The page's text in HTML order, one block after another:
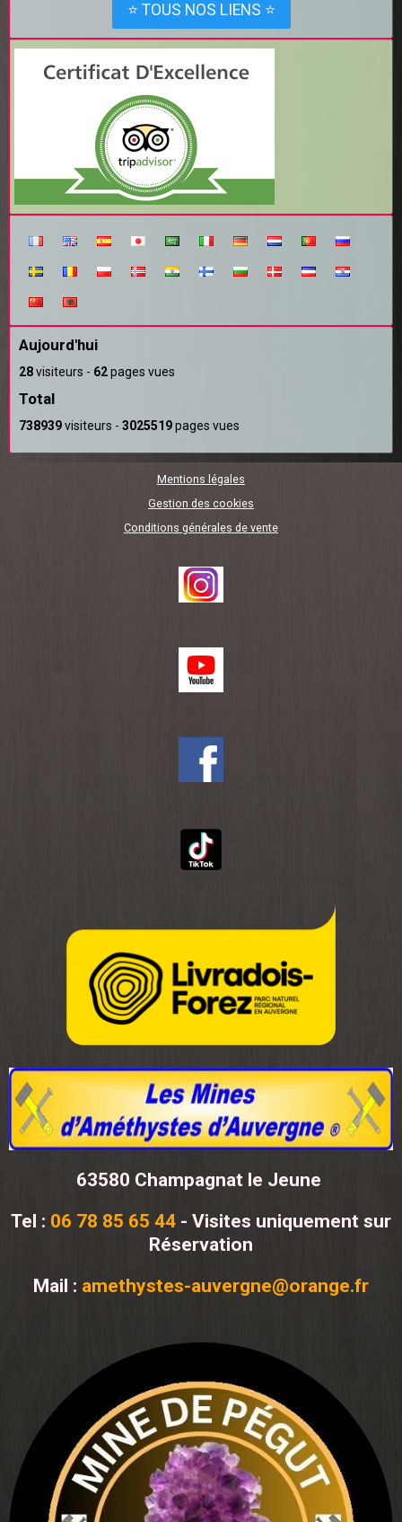
⭐ TOUS NOS LIENS ⭐
Aujourd'hui
28visiteurs - 62pages vues
Total
738939visiteurs - 3025519pages vues
Mentions légales
Gestion des cookies
Conditions générales de vente
63580 Champagnat le Jeune
Tel : 06 78 85 65 44 - Visites uniquement sur
Réservation
Mail : amethystes-auvergne@orange.fr